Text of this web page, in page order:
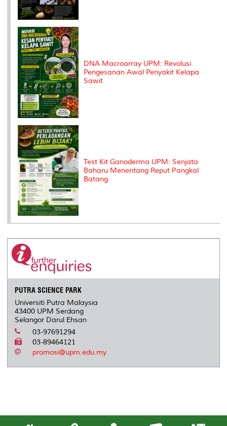
DNA Macroarray UPM: Revolusi
Pengesanan Awal Penyakit Kelapa
Sawit
Test Kit Ganoderma UPM: Senjata
Baharu Menentang Reput Pangkal
Batang
PUTRA SCIENCE PARK
Universiti Putra Malaysia
43400 UPM Serdang
Selangor Darul Ehsan
03-97691294
03-89464121
promosi@upm.edu.my